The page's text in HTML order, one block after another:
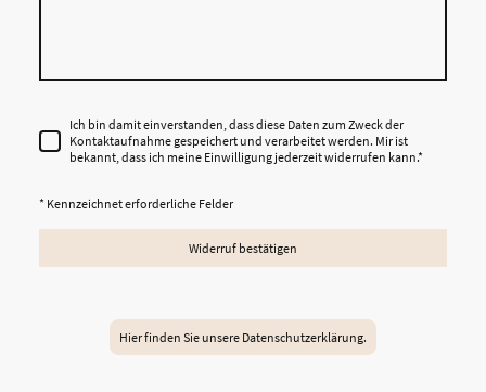
Ich bin damit einverstanden, dass diese Daten zum Zweck der
Kontaktaufnahme gespeichert und verarbeitet werden. Mir ist
bekannt, dass ich meine Einwilligung jederzeit widerrufen kann.*
* Kennzeichnet erforderliche Felder
Widerruf bestätigen
Hier finden Sie unsere Datenschutzerklärung.